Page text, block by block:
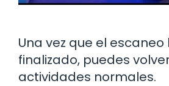
Una vez que el escaneo
finalizado, puedes
actividades normales.